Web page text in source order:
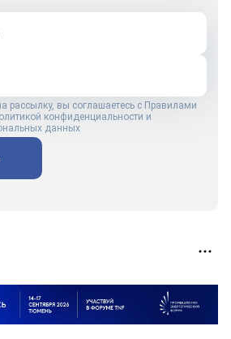
рассылку, вы соглашаетесь с Правилами
конфиденциальности и
данных